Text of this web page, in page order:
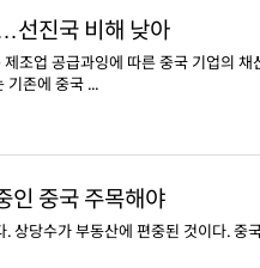
선진국 비해 낮아
조업 공급과잉에 따른 중국 기업의
기존에 중국 ...
인 중국 주목해야
상당수가 부동산에 편중된 것이다.